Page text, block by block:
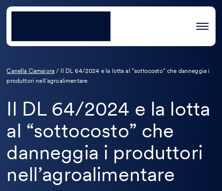
Canella Camaiora /
Il DL 64/2024 e la lotta al “sottocosto” che danneggia i
produttori nell’agroalimentare
Il DL 64/2024 e la lotta
al “sottocosto” che
danneggia i produttori
nell’agroalimentare